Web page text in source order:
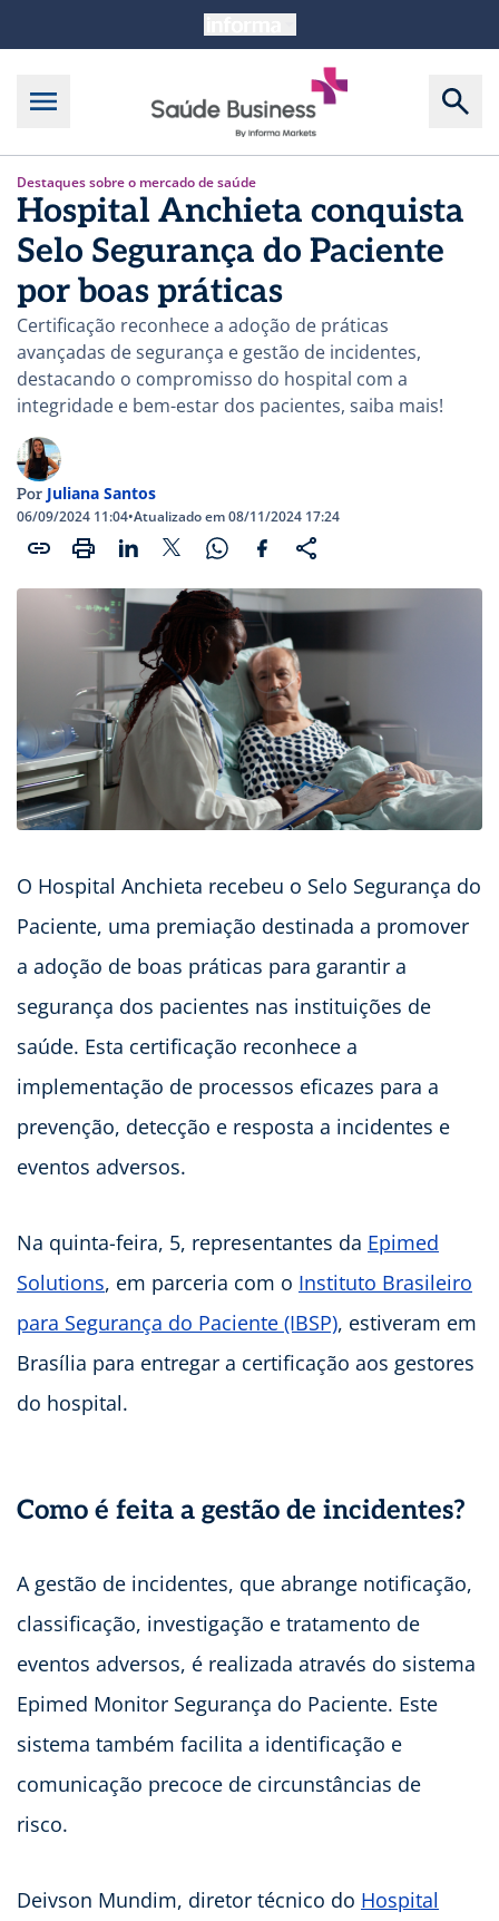
Destaques sobre o mercado de saúde
Hospital Anchieta conquista
Selo Segurança do Paciente
por boas práticas
Certificação reconhece a adoção de práticas
avançadas de segurança e gestão de incidentes,
destacando o compromisso do hospital com a
integridade e bem-estar dos pacientes, saiba mais!
Por Juliana Santos
06/09/2024 11:04•Atualizado em 08/11/2024 17:24
O Hospital Anchieta recebeu o Selo Segurança do
Paciente, uma premiação destinada a promover
a adoção de boas práticas para garantir a
segurança dos pacientes nas instituições de
saúde. Esta certificação reconhece a
implementação de processos eficazes para a
prevenção, detecção e resposta a incidentes e
eventos adversos.
Na quinta-feira, 5, representantes da Epimed
Solutions, em parceria com o Instituto Brasileiro
para Segurança do Paciente (IBSP), estiveram em
Brasília para entregar a certificação aos gestores
do hospital.
Como é feita a gestão de incidentes?
A gestão de incidentes, que abrange notificação,
classificação, investigação e tratamento de
eventos adversos, é realizada através do sistema
Epimed Monitor Segurança do Paciente. Este
sistema também facilita a identificação e
comunicação precoce de circunstâncias de
risco.
Deivson Mundim, diretor técnico do Hospital